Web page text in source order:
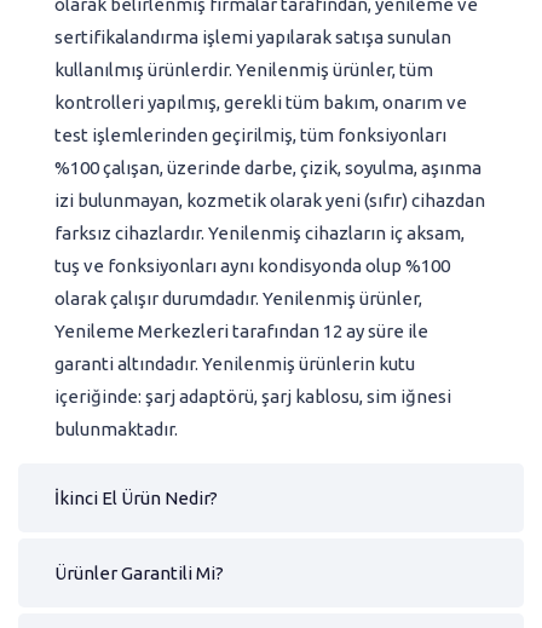
olarak belirlenmiş firmalar tarafından, yenileme ve
sertifikalandırma işlemi yapılarak satışa sunulan
kullanılmış ürünlerdir. Yenilenmiş ürünler, tüm
kontrolleri yapılmış, gerekli tüm bakım, onarım ve
test işlemlerinden geçirilmiş, tüm fonksiyonları
%100 çalışan, üzerinde darbe, çizik, soyulma, aşınma
izi bulunmayan, kozmetik olarak yeni (sıfır) cihazdan
farksız cihazlardır. Yenilenmiş cihazların iç aksam,
tuş ve fonksiyonları aynı kondisyonda olup %100
olarak çalışır durumdadır. Yenilenmiş ürünler,
Yenileme Merkezleri tarafından 12 ay süre ile
garanti altındadır. Yenilenmiş ürünlerin kutu
içeriğinde: şarj adaptörü, şarj kablosu, sim iğnesi
bulunmaktadır.
İkinci El Ürün Nedir?
Ürünler Garantili Mi?